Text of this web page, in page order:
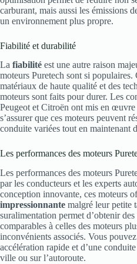
carburant, mais aussi les émissions
un environnement plus propre.
Fiabilité et durabilité
La fiabilité est une autre raison
moteurs Puretech sont si populaires.
matériaux de haute qualité et des
moteurs sont faits pour durer. Les
Peugeot et Citroën ont mis en
s’assurer que ces moteurs peuvent
conduite variées tout en maintenant
Les performances des moteurs
Les performances des moteurs
par les conducteurs et les experts
conception innovante, ces moteurs
impressionnante malgré leur petite
suralimentation permet d’obtenir
comparables à celles des moteurs
inconvénients associés. Vous
accélération rapide et d’une
ville ou sur l’autoroute.